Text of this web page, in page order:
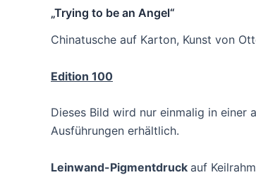
„Trying to be an Angel“
Chinatusche auf Karton, Kunst von
Edition 100
Dieses Bild wird nur einmalig in einer
Ausführungen erhältlich.
Leinwand-Pigmentdruck auf